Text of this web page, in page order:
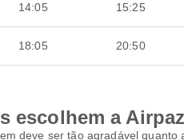
14:05 15:25
18:05 20:50
escolhem a
deve ser tão agradável